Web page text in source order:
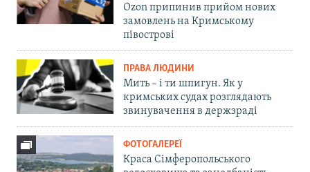
Ozon припинив прийом нових
замовлень на Кримському
півострові
ПРАВА ЛЮДИНИ
Мить – і ти шпигун. Як у
кримських судах розглядають
звинувачення в держзраді
ФОТОГАЛЕРЕЇ
Краса Сімферопольського